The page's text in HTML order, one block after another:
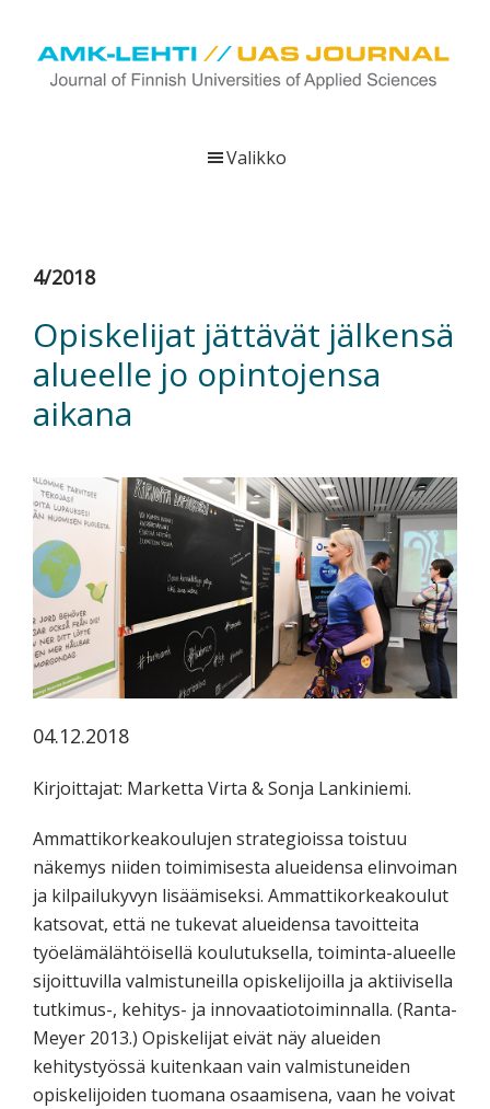
Hyppää
pääsisältöön
Hyppää
ensisijaiseen
Hyppää
alatunnisteeseen
viestittää
tutkimus-,
kehittämis-
innovaatiotoiminnasta
ammattikorkeakoulutusta
koskevasta
tutkimuksesta
kaikille
kiinnostuneille.
Valikko
4/2018
Opiskelijat jättävät jälkensä
alueelle jo opintojensa
aikana
04.12.2018
Kirjoittajat: Marketta Virta & Sonja Lankiniemi.
Ammattikorkeakoulujen strategioissa toistuu
näkemys niiden toimimisesta alueidensa elinvoiman
ja kilpailukyvyn lisäämiseksi. Ammattikorkeakoulut
katsovat, että ne tukevat alueidensa tavoitteita
työelämälähtöisellä koulutuksella, toiminta-alueelle
sijoittuvilla valmistuneilla opiskelijoilla ja aktiivisella
tutkimus-, kehitys- ja innovaatiotoiminnalla. (Ranta-
Meyer 2013.) Opiskelijat eivät näy alueiden
kehitystyössä kuitenkaan vain valmistuneiden
opiskelijoiden tuomana osaamisena, vaan he voivat